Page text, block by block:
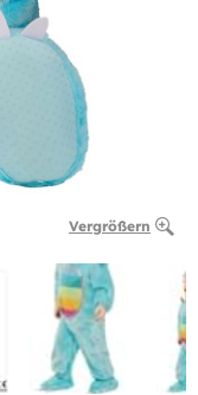
Vergrößern